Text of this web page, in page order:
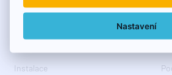
Instalace
Nastavení